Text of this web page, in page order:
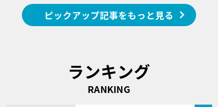
ピックアップ記事をもっと見る
ランキング
RANKING